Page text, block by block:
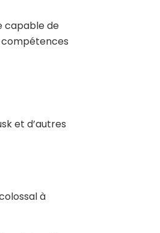
capable de
compétences
et d’autres
à